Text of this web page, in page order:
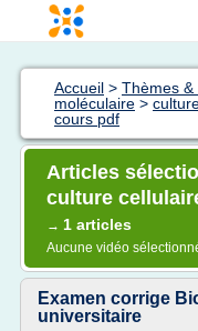
Accueil > Thèmes &
moléculaire >
cours pdf
Articles
culture
→ 1 articles
Aucune vidéo
Examen corrige
universitaire